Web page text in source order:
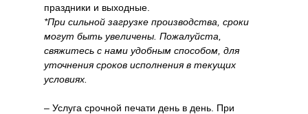
праздники и выходные.
*При сильной загрузке производства, сроки
могут быть увеличены. Пожалуйста,
свяжитесь с нами удобным способом, для
уточнения сроков исполнения в текущих
условиях.
– Услуга срочной печати день в день. При